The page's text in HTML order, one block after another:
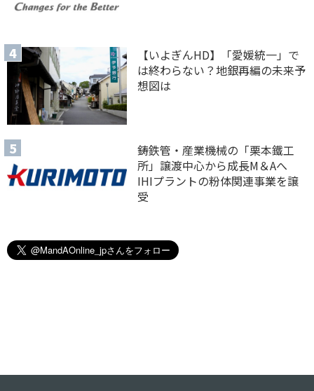
【いよぎんHD】「愛媛統一」で
は終わらない？地銀再編の未来予
想図は
鋳鉄管・産業機械の「栗本鐵工
所」譲渡中心から成長M＆Aへ
IHIプラントの粉体関連事業を譲
受